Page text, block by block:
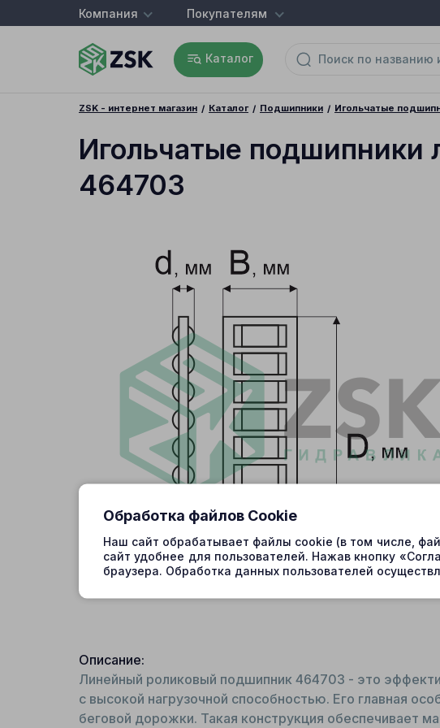
Компания Покупателям
Каталог
ZSK - интернет магазин Каталог Подшипники Игольчатые
Игольчатые
464703
Описание:
Линейный роликовый подшипник 464703 - это
с высокой нагрузочной способностью. Его главная
беговой дорожки. Такая конструкция обеспечивает
Обработка файлов Cookie
Наш сайт обрабатывает файлы cookie (в том числе,
сайт удобнее для пользователей. Нажав кнопку
браузера. Обработка данных пользователей